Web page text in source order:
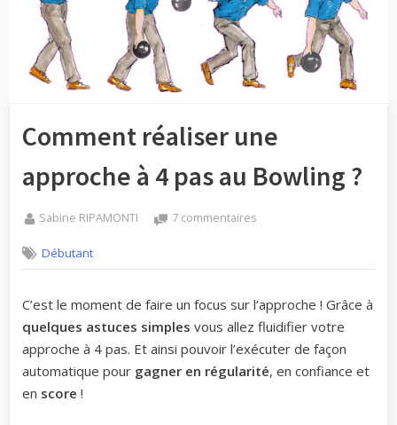
Comment réaliser une
approche à 4 pas au Bowling ?
on
avril
2022
By
Sabine RIPAMONTI 7 commentairessur
une
à
4
pas
au
Débutant
C’est le moment de faire un focus sur l’approche ! Grâce à
quelques astuces simples vous allez fluidifier votre
approche à 4 pas. Et ainsi pouvoir l’exécuter de façon
automatique pour gagner en régularité, en confiance et
en score !